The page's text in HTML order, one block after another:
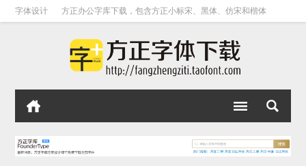
字体设计 方正办公字库下载，包含方正小标宋、黑体、仿宋和楷体